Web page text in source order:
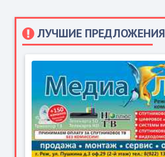
ЛУЧШИЕ ПРЕДЛОЖЕНИЯ